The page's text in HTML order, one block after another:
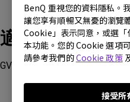
BenQ 重視您的資料隱私。
讓您享有順暢又無憂的瀏覽
Cookie」表示同意，或選
本功能。您的 Cookie 選項
請參考我們的Cookie 政策
接受所
適用產品型號
GV50, GV50P